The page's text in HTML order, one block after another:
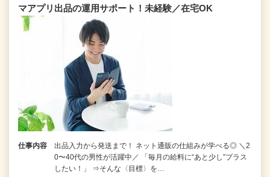
マアプリ出品の運用サポート！未経験／在宅OK
仕事内容
出品入力から発送まで！ ネット通販の仕組みが学べる◎ ＼2
0〜40代の男性が活躍中／ 「毎月の給料に“あと少し”プラス
したい！」 ⇒そんな〈目標〉を…